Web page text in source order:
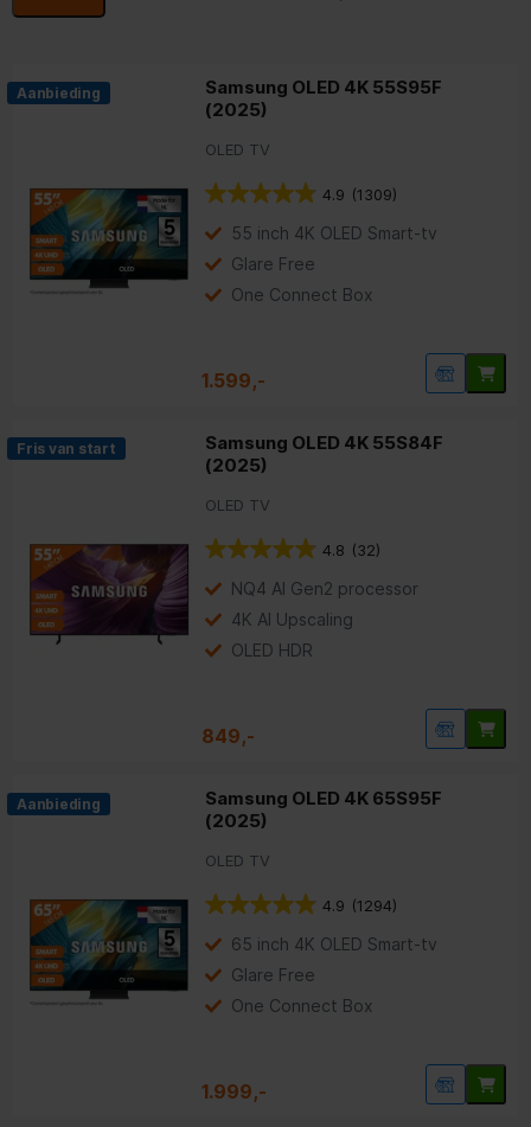
Aanbieding
Samsung OLED 4K 55S95F
(2025)
OLED TV
4.9 (1309)
55 inch 4K OLED Smart-tv
Glare Free
One Connect Box
1.599,-
Fris van start
Samsung OLED 4K 55S84F
(2025)
OLED TV
4.8 (32)
NQ4 AI Gen2 processor
4K AI Upscaling
OLED HDR
849,-
Aanbieding
Samsung OLED 4K 65S95F
(2025)
OLED TV
4.9 (1294)
65 inch 4K OLED Smart-tv
Glare Free
One Connect Box
1.999,-